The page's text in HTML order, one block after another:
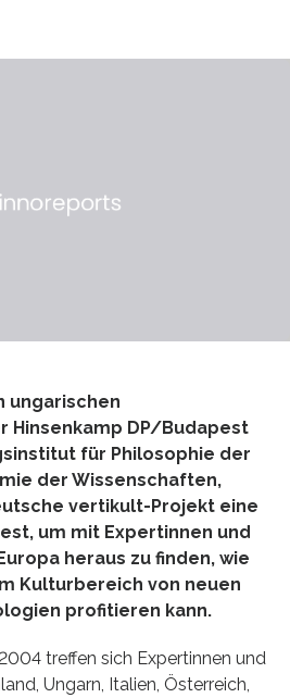
ungarischen
Hinsenkamp DP/Budapest
für Philosophie der
der Wissenschaften,
vertikult-Projekt eine
um mit Expertinnen und
heraus zu finden, wie
Kulturbereich von neuen
profitieren kann.
treffen sich Expertinnen und
Ungarn, Italien, Österreich,